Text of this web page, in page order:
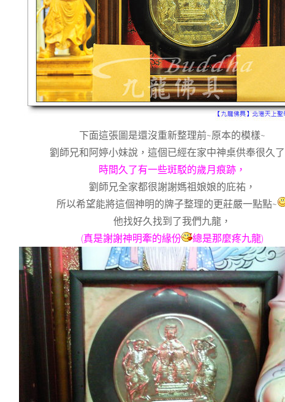
下面這張圖是還沒重新整理前~原本的模樣~
劉師兄和阿婷小妹說，這個已經在家中神桌供奉很久
時間久了有一些斑駁的歲月痕跡，
劉師兄全家都很謝謝媽祖娘娘的庇祐，
所以希望能將這個神明的牌子整理的更莊嚴一點點~
他找好久找到了我們九龍，
(真是謝謝神明牽的緣份
總是那麼疼九龍)